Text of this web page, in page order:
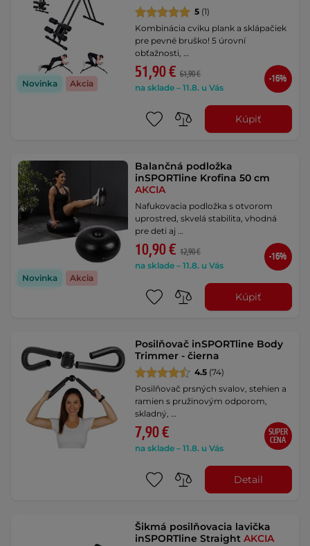
Novinka Akcia
5 (1)
Kombinácia cviku plank a sklápačiek
pre pevné bruško! 5 úrovní
obťažnosti, …
51,90 € 61,90 €
na sklade – 11.8. u Vás
-16%
Kúpiť
Novinka Akcia
Balančná podložka
inSPORTline Krofina 50 cm
AKCIA
Nafukovacia podložka s otvorom
uprostred, skvelá stabilita, vhodná
pre deti aj …
10,90 € 12,90 €
na sklade – 11.8. u Vás
-16%
Kúpiť
Posilňovač inSPORTline Body
Trimmer - čierna
4.5 (74)
Posilňovač prsných svalov, stehien a
ramien s pružinovým odporom,
skladný, …
7,90 €
na sklade – 11.8. u Vás
SUPER
CENA
Detail
Šikmá posilňovacia lavička
inSPORTline StraightAKCIA